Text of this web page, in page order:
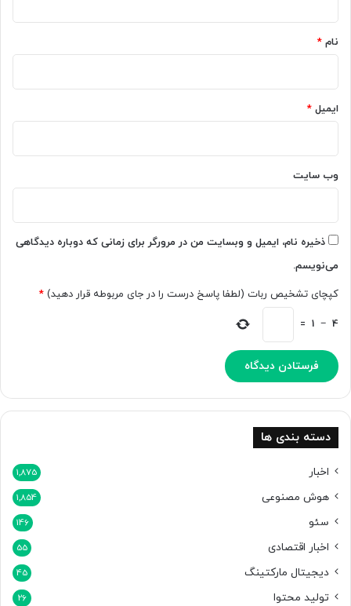
و
ی
س
م
ن
ه
ا
ل
ه‌
ی
د
ق
ی
ق
ه
ج
ی
م
ل
ر
ا
ه
و
م
ی‌
خ
د
نام *
ایمیل *
وب‌ سایت
ذخیره نام، ایمیل و وبسایت من در مرورگر برای زمانی که دوباره دیدگاهی
می‌نویسم.
کپچای تشخیص ربات (لطفا پاسخ درست را در جای مربوطه قرار دهید) *
4
−
1
=
دسته بندی ها
اخبار 1,875
هوش مصنوعی 1,854
سئو 146
اخبار اقتصادی 55
دیجیتال مارکتینگ 45
تولید محتوا 26